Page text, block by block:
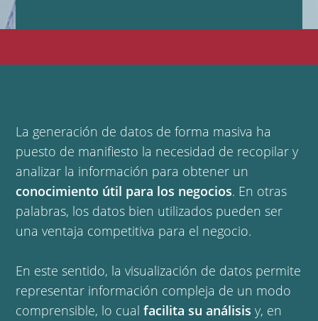
La generación de datos de forma masiva ha
puesto de manifiesto la necesidad de recopilar y
analizar la información para obtener un
conocimiento útil para los negocios. En otras
palabras, los datos bien utilizados pueden ser
una ventaja competitiva para el negocio.
En este sentido, la visualización de datos permite
representar información compleja de un modo
comprensible, lo cualfacilita su análisis y, en